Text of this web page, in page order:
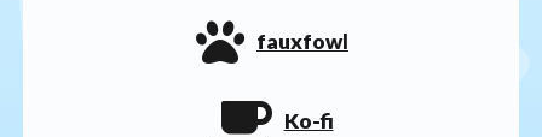
fauxfowl
Ko-fi